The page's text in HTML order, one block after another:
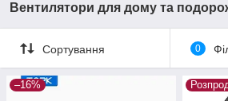
Вентилятори для дому та
Сортування 0
–16%